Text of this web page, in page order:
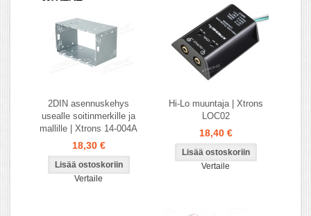
2DIN asennuskehys
usealle soitinmerkille ja
mallille | Xtrons 14-004A
18,30 €
Vertaile
Hi-Lo muuntaja | Xtrons
LOC02
18,40 €
Vertaile